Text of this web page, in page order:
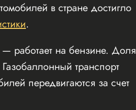
в стране достигло
.
работает на бензине. Доля
транспорт
передвигаются за счет